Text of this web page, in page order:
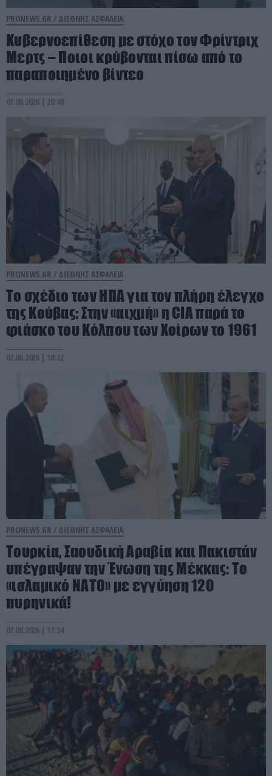
PRONEWS.GR / ΔΙΕΘΝΗΣ ΑΣΦΑΛΕΙΑ
Κυβερνοεπίθεση με στόχο τον Φρίντριχ
Μερτς – Ποιοι κρύβονται πίσω από το
παραποιημένο βίντεο
07.08.2026 | 20:48
PRONEWS.GR / ΔΙΕΘΝΗΣ ΑΣΦΑΛΕΙΑ
To σχέδιο των ΗΠΑ για τον πλήρη έλεγχο
της Κούβας: Στην «αιχμή» η CIA παρά το
φιάσκο του Κόλπου των Χοίρων το 1961
07.08.2026 | 18:22
PRONEWS.GR / ΔΙΕΘΝΗΣ ΑΣΦΑΛΕΙΑ
Τουρκία, Σαουδική Αραβία και Πακιστάν
υπέγραψαν την Ένωση της Μέκκας: Το
«ισλαμικό ΝΑΤΟ» με εγγύηση 120
πυρηνικά!
07.08.2026 | 17:34